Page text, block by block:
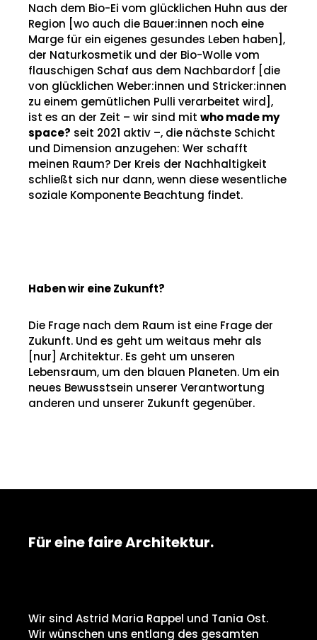
Nach dem Bio-Ei vom glücklichen Huhn aus der
Region [wo auch die Bauer:innen noch eine
Marge für ein eigenes gesundes Leben haben],
der Naturkosmetik und der Bio-Wolle vom
flauschigen Schaf aus dem Nachbardorf [die
von glücklichen Weber:innen und Stricker:innen
zu einem gemütlichen Pulli verarbeitet wird],
ist es an der Zeit – wir sind mit who made my
space? seit 2021 aktiv –, die nächste Schicht
und Dimension anzugehen: Wer schafft
meinen Raum? Der Kreis der Nachhaltigkeit
schließt sich nur dann, wenn diese wesentliche
soziale Komponente Beachtung findet.
Haben wir eine Zukunft?
Die Frage nach dem Raum ist eine Frage der
Zukunft. Und es geht um weitaus mehr als
[nur] Architektur. Es geht um unseren
Lebensraum, um den blauen Planeten. Um ein
neues Bewusstsein unserer Verantwortung
anderen und unserer Zukunft gegenüber.
Für eine faire Architektur.
Wir sind Astrid Maria Rappel und Tania Ost.
Wir wünschen uns entlang des gesamten